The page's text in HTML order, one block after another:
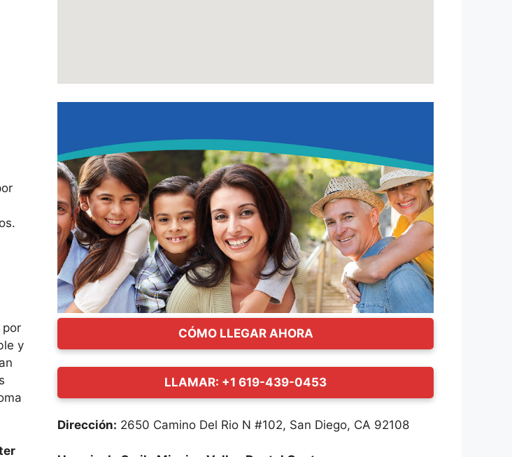
por
y
CÓMO LLEGAR AHORA
LLAMAR: +1 619-439-0453
Dirección: 2650 Camino Del Rio N #102, San Diego, CA 92108